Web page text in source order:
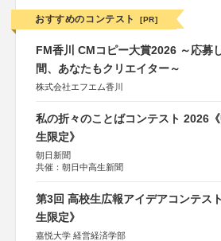
おすすめのコンテスト [PR]
FM香川 CMコピー大賞2026 ～応募
間、あなたもクリエイター～
株式会社エフエム香川
私の折々のことばコンテスト 2026
生限定》
朝日新聞
共催：朝日中高生新聞
第3回 高校生広報アイデアコンテス
生限定》
嘉悦大学 経営経済学部